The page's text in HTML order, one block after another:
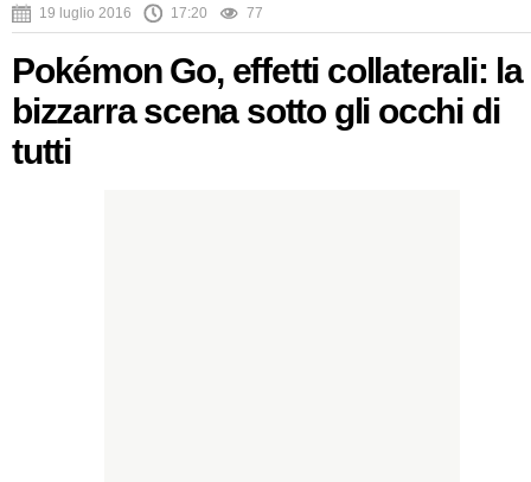
19 luglio 2016 17:20 77
Pokémon Go, effetti collaterali: la
bizzarra scena sotto gli occhi di
tutti